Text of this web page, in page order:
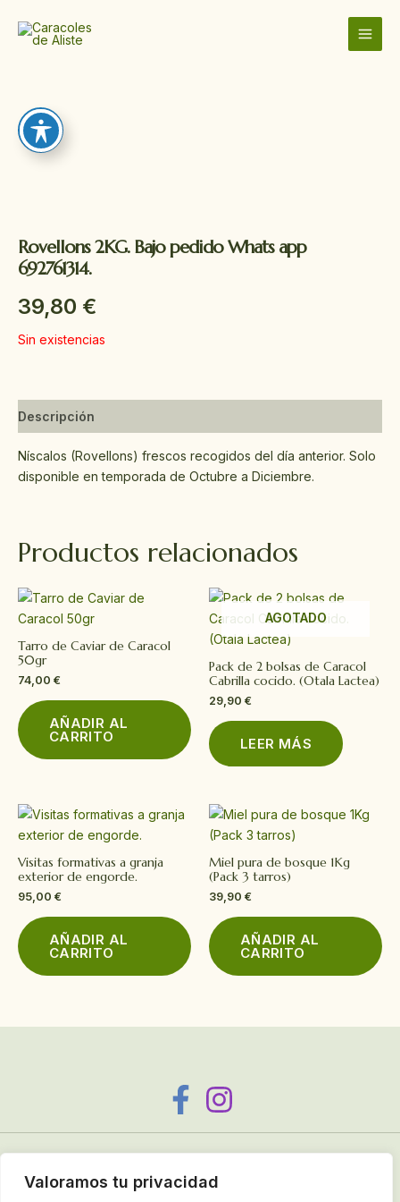
Valoramos tu privacidad
Rovellons 2KG. Bajo pedido Whats app
692761314.
39,80 €
Sin existencias
Descripción
Níscalos (Rovellons) frescos recogidos del día anterior. Solo
disponible en temporada de Octubre a Diciembre.
Productos relacionados
Tarro de Caviar de Caracol
50gr
74,00 €
AÑADIR AL
CARRITO
AGOTADO
Pack de 2 bolsas de Caracol
Cabrilla cocido. (Otala Lactea)
29,90 €
LEER MÁS
Visitas formativas a granja
exterior de engorde.
95,00 €
AÑADIR AL
CARRITO
Miel pura de bosque 1Kg
(Pack 3 tarros)
39,90 €
AÑADIR AL
CARRITO